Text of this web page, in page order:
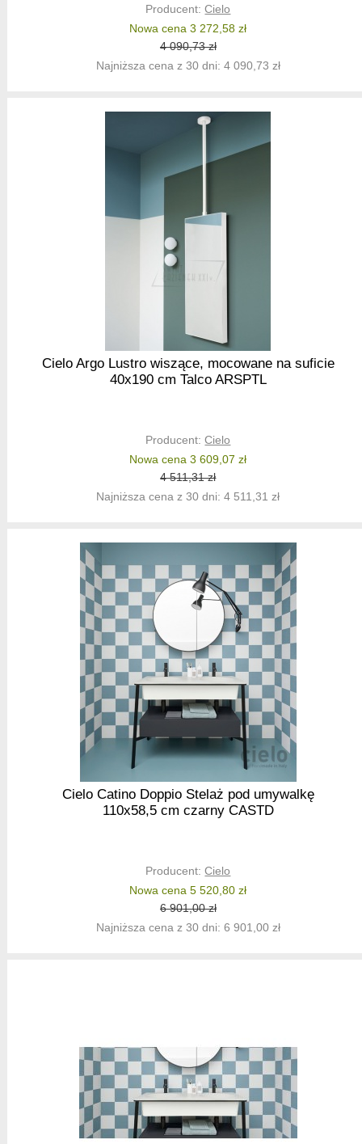
Producent:Cielo
Nowa cena 3 272,58 zł
4 090,73 zł
Najniższa cena z 30 dni: 4 090,73 zł
Cielo Argo Lustro wiszące, mocowane na suficie
40x190 cm Talco ARSPTL
Producent:Cielo
Nowa cena 3 609,07 zł
4 511,31 zł
Najniższa cena z 30 dni: 4 511,31 zł
Cielo Catino Doppio Stelaż pod umywalkę
110x58,5 cm czarny CASTD
Producent:Cielo
Nowa cena 5 520,80 zł
6 901,00 zł
Najniższa cena z 30 dni: 6 901,00 zł